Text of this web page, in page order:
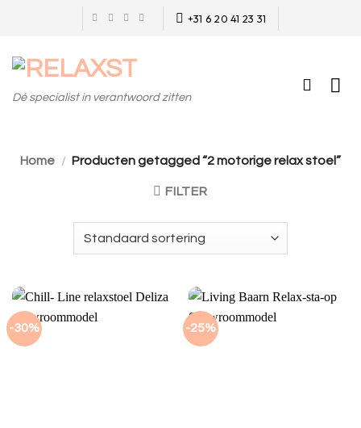
+31 6 20 41 23 31
Dé specialist in verantwoord zitten
Home / Producten getagged “2 motorige relax stoel”
FILTER
-30% -25%